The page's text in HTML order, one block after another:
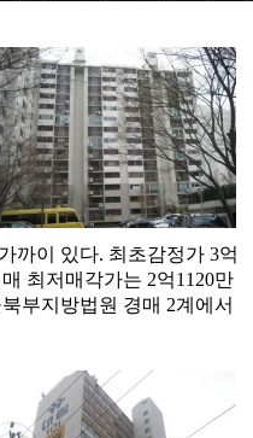
까이 있다. 최초감정가 3억
최저매각가는 2억1120만
부지방법원 경매 2계에서